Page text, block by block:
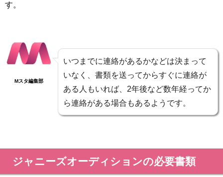
す。
Mスタ編集部
いつまでに連絡があるかなどは決まって
いなく、書類を送ってからすぐに連絡が
ある人もいれば、2年後など数年経ってか
ら連絡がある場合もあるようです。
ジャニーズオーディションの必要書類